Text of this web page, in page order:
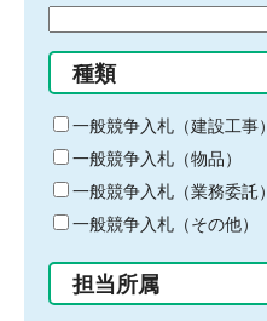
る
キ
ー
ワ
ー
ド
入
力
種類
一般競争入札（建設工事）
一般競争入札（物品）
一般競争入札（業務委託）
一般競争入札（その他）
担当所属